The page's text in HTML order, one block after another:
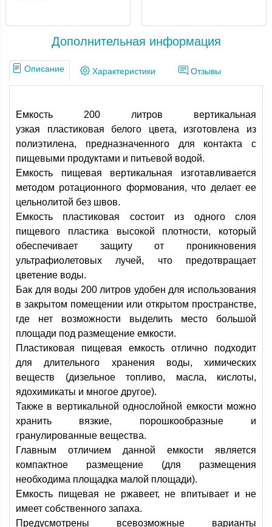
Дополнительная информация
Описание Характеристики Отзывы
Емкость 200 литров вертикальная
узкая пластиковая белого цвета, изготовлена из
полиэтилена, предназначенного для контакта с
пищевыми продуктами и питьевой водой.
Емкость пищевая вертикальная изготавливается
методом ротационного формования, что делает ее
цельнолитой без швов.
Емкость пластиковая состоит из одного слоя
пищевого пластика высокой плотности, который
обеспечивает защиту от проникновения
ультрафиолетовых лучей, что предотвращает
цветение воды.
Бак для воды 200 литров удобен для использования
в закрытом помещении или открытом пространстве,
где нет возможности выделить место большой
площади под размещение емкости.
Пластиковая пищевая емкость отлично подходит
для длительного хранения воды, химических
веществ (дизельное топливо, масла, кислоты,
ядохимикаты и многое другое).
Также в вертикальной однослойной емкости можно
хранить вязкие, порошкообразные и
гранулированные вещества.
Главным отличием данной емкости является
компактное размещение (для размещения
необходима площадка малой площади).
Емкость пищевая не ржавеет, не впитывает и не
имеет собственного запаха.
Предусмотрены всевозможные варианты